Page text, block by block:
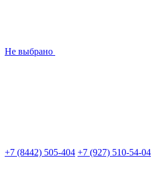
Не выбрано
+7 (8442) 505-404 +7 (927) 510-54-04